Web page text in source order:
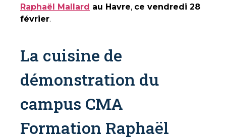
Raphaël Mallard au Havre, ce vendredi 28
février.
La cuisine de
démonstration du
campus CMA
Formation Raphaël